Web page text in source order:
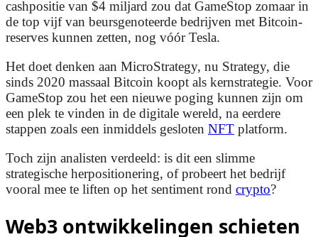
cashpositie van $4 miljard zou dat GameStop zomaar in
de top vijf van beursgenoteerde bedrijven met Bitcoin-
reserves kunnen zetten, nog vóór Tesla.
Het doet denken aan MicroStrategy, nu Strategy, die
sinds 2020 massaal Bitcoin koopt als kernstrategie. Voor
GameStop zou het een nieuwe poging kunnen zijn om
een plek te vinden in de digitale wereld, na eerdere
stappen zoals een inmiddels gesloten NFT platform.
Toch zijn analisten verdeeld: is dit een slimme
strategische herpositionering, of probeert het bedrijf
vooral mee te liften op het sentiment rond crypto?
Web3 ontwikkelingen schieten